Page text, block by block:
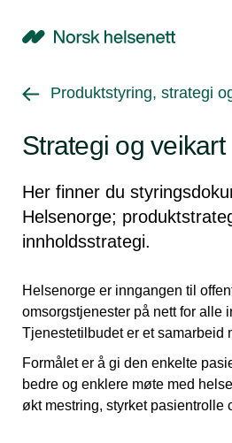
NHN
Gå tilbake til
Produktstyring, strategi
Strategi og veikart
Her finner du
Helsenorge;
innholdsstrategi.
Helsenorge er inngangen til
omsorgstjenester på nett for alle
Tjenestetilbudet er et samarbeid
Formålet er å gi den enkelte
bedre og enklere møte med
økt mestring, styrket pasientrolle